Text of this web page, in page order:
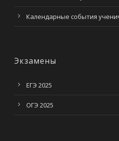
Календарные события
Экзамены
ЕГЭ 2025
ОГЭ 2025